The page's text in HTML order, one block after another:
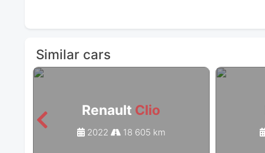
Similar cars
Renault Clio
2022 18 605 km